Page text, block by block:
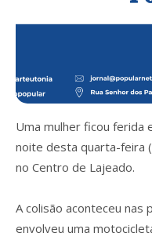
Uma mulher ficou ferida
noite desta quarta-feira
no Centro de Lajeado.
A colisão aconteceu nas
envolveu uma